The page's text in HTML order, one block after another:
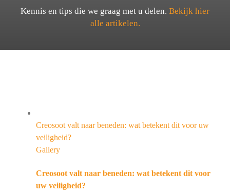
Kennis en tips die we graag met u delen. Bekijk hier
alle artikelen.
Creosoot valt naar beneden: wat betekent dit voor uw
veiligheid?
Gallery
Creosoot valt naar beneden: wat betekent dit voor
uw veiligheid?